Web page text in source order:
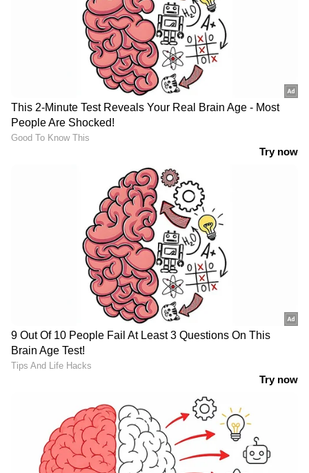
Also Read:- അബദ്ധത്തില്‍ കൊതുക്
നാശിനി കഴിച്ച് കുഞ്ഞ് മരിച്ചു;
ഏഷ്യാനെറ്റ് ന്യൂസ് ലൈവ് യൂട്യൂബില്‍
youtubevideo